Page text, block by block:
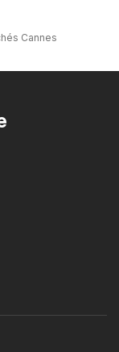
Cannes